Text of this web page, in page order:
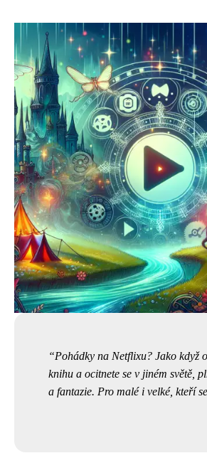
Pohádky na Netflixu? Jako když
knihu a ocitnete se v jiném světě,
a fantazie. Pro malé i velké, kteří